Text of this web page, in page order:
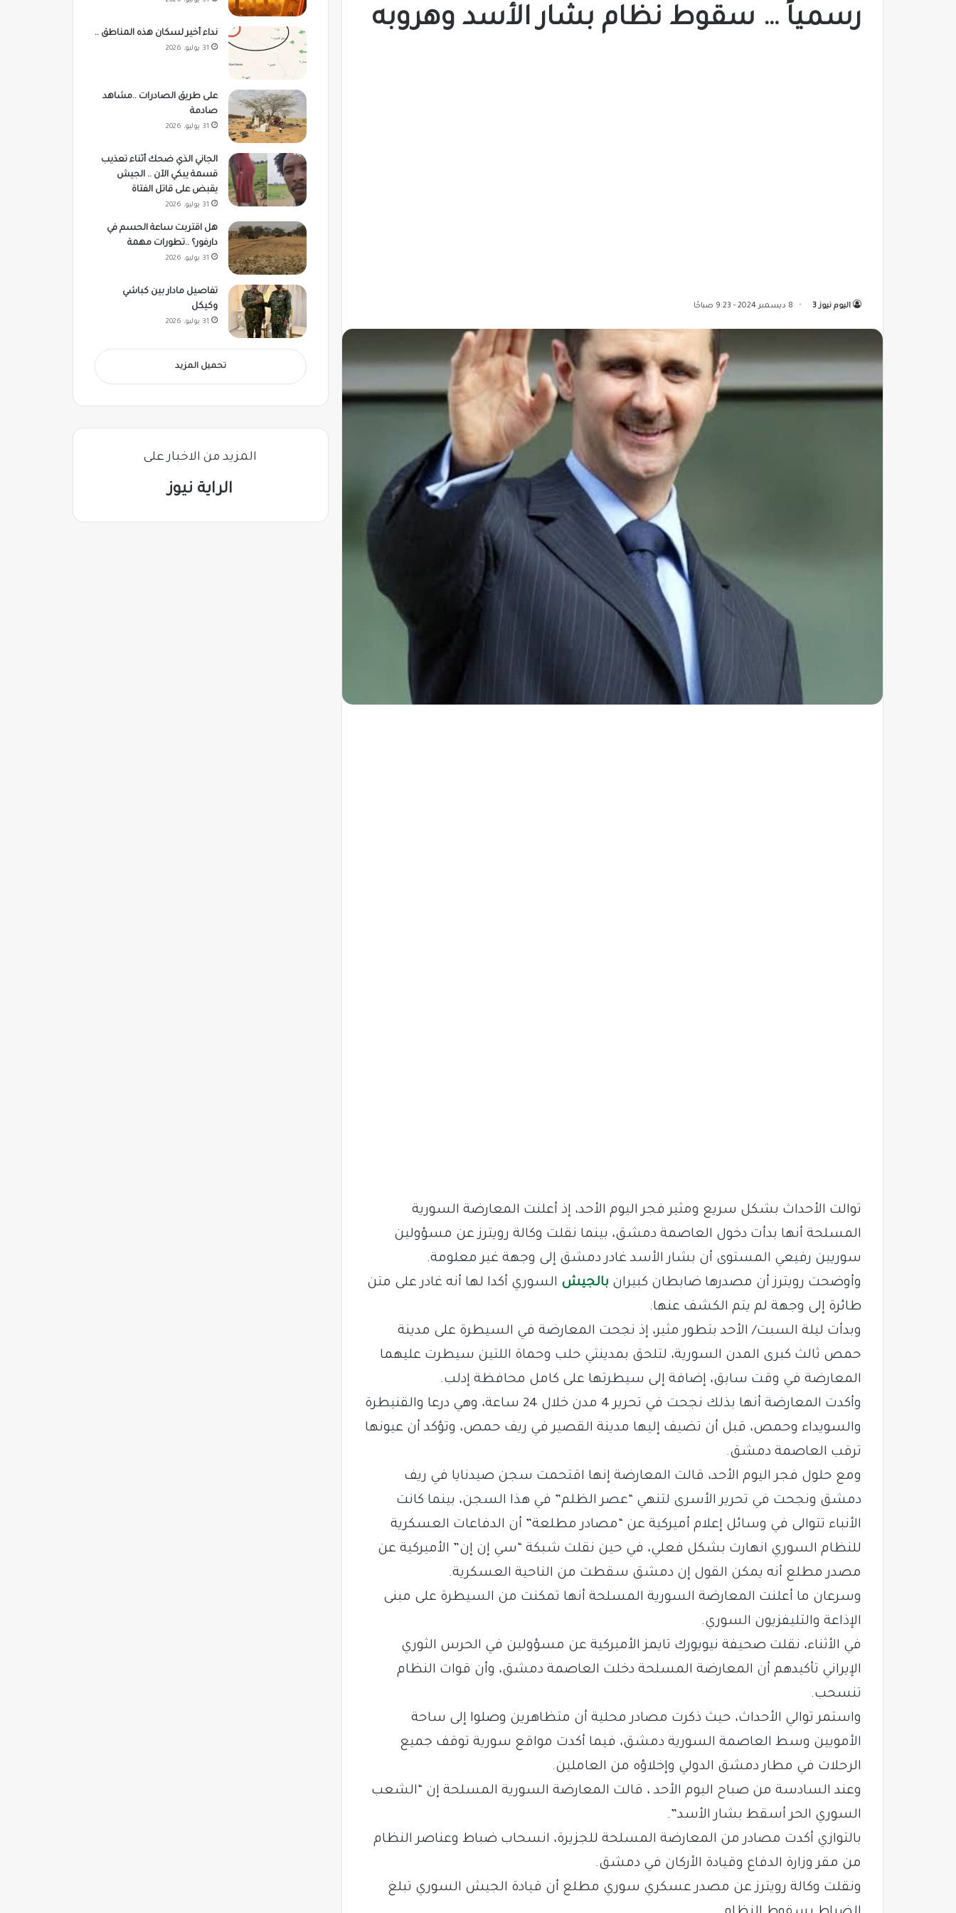
رسمياً … سقوط نظام بشار الأسد وهروبه
اليوم نيوز 3 8 ديسمبر 2024 - 9:23 صباحًا
توالت الأحداث بشكل سريع ومثير فجر اليوم الأحد، إذ أعلنت المعارضة السورية
المسلحة أنها بدأت دخول العاصمة دمشق، بينما نقلت وكالة رويترز عن مسؤولين
سوريين رفيعي المستوى أن بشار الأسد غادر دمشق إلى وجهة غير معلومة.
وأوضحت رويترز أن مصدرها ضابطان كبيران بالجيش السوري أكدا لها أنه غادر على متن
طائرة إلى وجهة لم يتم الكشف عنها.
وبدأت ليلة السبت/ الأحد بتطور مثير، إذ نجحت المعارضة في السيطرة على مدينة
حمص ثالث كبرى المدن السورية، لتلحق بمدينتي حلب وحماة اللتين سيطرت عليهما
المعارضة في وقت سابق، إضافة إلى سيطرتها على كامل محافظة إدلب.
وأكدت المعارضة أنها بذلك نجحت في تحرير 4 مدن خلال 24 ساعة، وهي درعا والقنيطرة
والسويداء وحمص، قبل أن تضيف إليها مدينة القصير في ريف حمص، وتؤكد أن عيونها
ترقب العاصمة دمشق.
ومع حلول فجر اليوم الأحد، قالت المعارضة إنها اقتحمت سجن صيدنايا في ريف
دمشق ونجحت في تحرير الأسرى لتنهي “عصر الظلم” في هذا السجن، بينما كانت
الأنباء تتوالى في وسائل إعلام أميركية عن “مصادر مطلعة” أن الدفاعات العسكرية
للنظام السوري انهارت بشكل فعلي، في حين نقلت شبكة “سي إن إن” الأميركية عن
مصدر مطلع أنه يمكن القول إن دمشق سقطت من الناحية العسكرية.
وسرعان ما أعلنت المعارضة السورية المسلحة أنها تمكنت من السيطرة على مبنى
الإذاعة والتليفزيون السوري.
في الأثناء، نقلت صحيفة نيويورك تايمز الأميركية عن مسؤولين في الحرس الثوري
الإيراني تأكيدهم أن المعارضة المسلحة دخلت العاصمة دمشق، وأن قوات النظام
تنسحب.
واستمر توالي الأحداث، حيث ذكرت مصادر محلية أن متظاهرين وصلوا إلى ساحة
الأمويين وسط العاصمة السورية دمشق، فيما أكدت مواقع سورية توقف جميع
الرحلات في مطار دمشق الدولي وإخلاؤه من العاملين.
وعند السادسة من صباح اليوم الأحد ، قالت المعارضة السورية المسلحة إن “الشعب
السوري الحر أسقط بشار الأسد”.
بالتوازي أكدت مصادر من المعارضة المسلحة للجزيرة، انسحاب ضباط وعناصر النظام
من مقر وزارة الدفاع وقيادة الأركان في دمشق.
ونقلت وكالة رويترز عن مصدر عسكري سوري مطلع أن قيادة الجيش السوري تبلغ
نداء أخير لسكان هذه المناطق ..
31 يوليو، 2026
على طريق الصادرات ..مشاهد
صادمة
31 يوليو، 2026
الجاني الذي ضحك أثناء تعذيب
قسمة يبكي الآن .. الجيش
يقبض على قاتل الفتاة
31 يوليو، 2026
هل اقتربت ساعة الحسم في
دارفور؟ ..تطورات مهمة
31 يوليو، 2026
تفاصيل مادار بين كباشي
وكيكل
31 يوليو، 2026
تحميل المزيد
المزيد من الاخبار على
الراية نيوز